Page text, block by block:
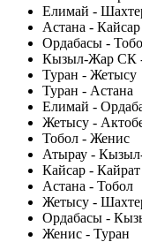
Елимай -
Астана - Кайсар
Ордабасы -
Кызыл-Жар СК
Туран - Жетысу
Туран - Астана
Елимай -
Жетысу -
Тобол - Женис
Атырау -
Кайсар - Кайрат
Астана - Тобол
Жетысу -
Ордабасы -
Женис - Туран